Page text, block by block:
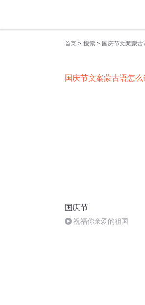
首页 > 搜索 > 国庆节文案蒙古
国庆节文案蒙古语怎么
国庆节
祝福你亲爱的祖国